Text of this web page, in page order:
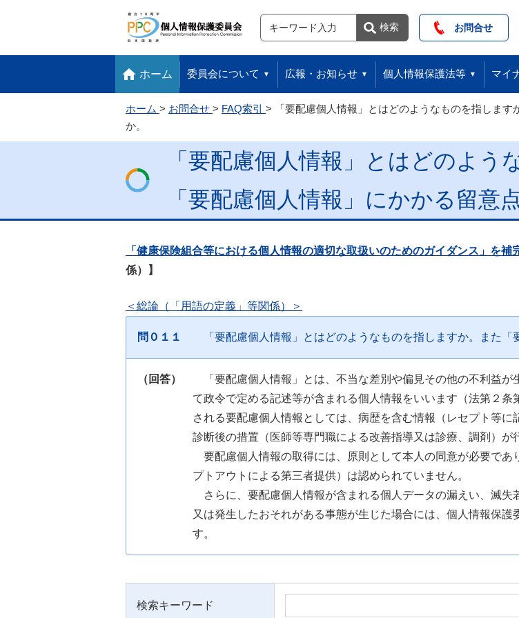
フッターへ移動します サイト内検索
検索 検索 お問合せ
ホーム 委員会について 広報・お知らせ 個人情報保護法等 マイ
ホーム お問合せ FAQ索引
「要配慮個人情報」とはどのようなものを指しま
か。
「要配慮個人情報」とはどのよう
「要配慮個人情報」にかかる留意
「健康保険組合等における個人情報の適切な取扱いのためのガイダンス」を補
係）】
＜総論（「用語の定義」等関係）＞
問０１１ 「要配慮個人情報」とはどのようなものを指しますか。また
（回答）
「要配慮個人情報」とは、不当な差別や偏見その他の不利益
て政令で定める記述等が含まれる個人情報をいいます（法第２
される要配慮個人情報としては、病歴を含む情報（レセプト等
診断後の措置（医師等専門職による改善指導又は診療、調剤）が
要配慮個人情報の取得には、原則として本人の同意が必要で
プトアウトによる第三者提供）は認められていません。
さらに、要配慮個人情報が含まれる個人データの漏えい、滅失
又は発生したおそれがある事態が生じた場合には、個人情報保
す。
検索キーワード